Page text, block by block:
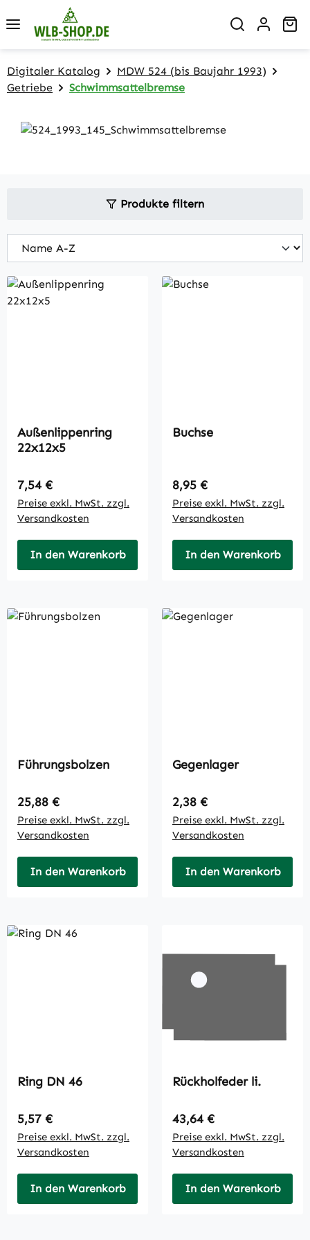
Zum Hauptinhalt springen
Digitaler Katalog
MDW 524 (bis Baujahr 1993)
Getriebe
Schwimmsattelbremse
Produkte filtern
Außenlippenring
22x12x5
Regulärer Preis:
7,54 €
Preise exkl. MwSt. zzgl.
Versandkosten
In den Warenkorb
Buchse
Regulärer Preis:
8,95 €
Preise exkl. MwSt. zzgl.
Versandkosten
In den Warenkorb
Führungsbolzen
Regulärer Preis:
25,88 €
Preise exkl. MwSt. zzgl.
Versandkosten
In den Warenkorb
Gegenlager
Regulärer Preis:
2,38 €
Preise exkl. MwSt. zzgl.
Versandkosten
In den Warenkorb
Ring DN 46
Regulärer Preis:
5,57 €
Preise exkl. MwSt. zzgl.
Versandkosten
In den Warenkorb
Rückholfeder li.
Regulärer Preis:
43,64 €
Preise exkl. MwSt. zzgl.
Versandkosten
In den Warenkorb